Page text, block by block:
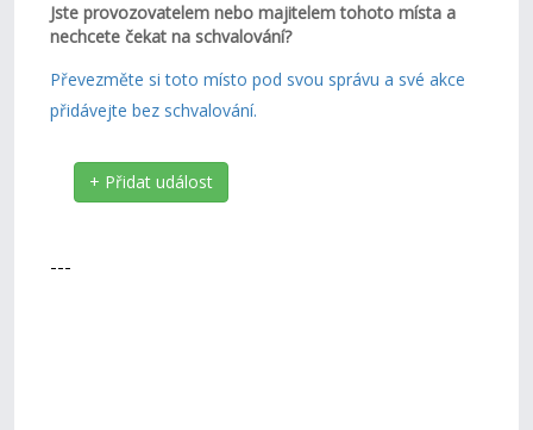
Jste provozovatelem nebo majitelem tohoto místa a
nechcete čekat na schvalování?
Převezměte si toto místo pod svou správu a své akce
přidávejte bez schvalování.
+ Přidat událost
---